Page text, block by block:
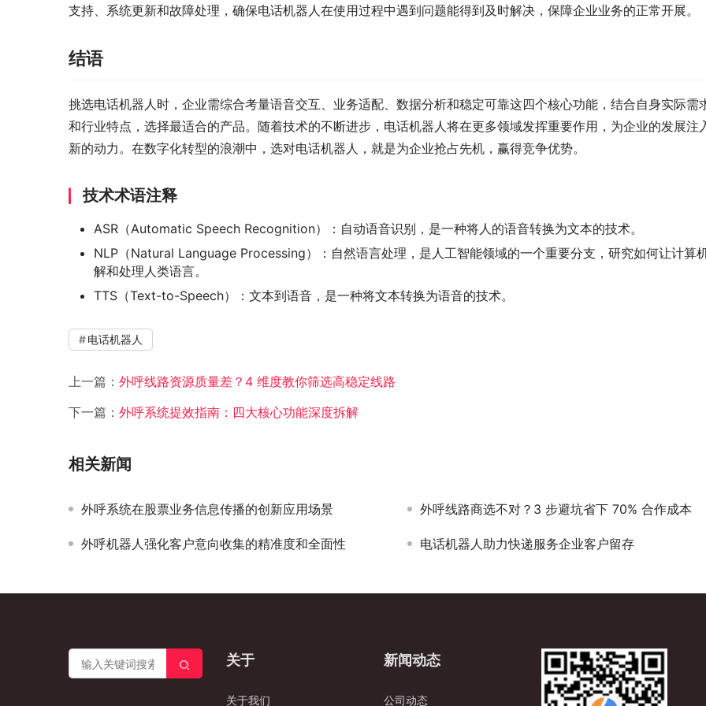
支持、系统更新和故障处理，确保电话机器人在使用过程中遇到问题能得到及时解决，保障企业业务的正常开展。
结语
挑选电话机器人时，企业需综合考量语音交互、业务适配、数据分析和稳定可靠这四个核心功能，结合自身实际需
和行业特点，选择最适合的产品。随着技术的不断进步，电话机器人将在更多领域发挥重要作用，为企业的发展注
新的动力。在数字化转型的浪潮中，选对电话机器人，就是为企业抢占先机，赢得竞争优势。
技术术语注释
ASR（Automatic Speech Recognition）：自动语音识别，是一种将人的语音转换为文本的技术。
NLP（Natural Language Processing）：自然语言处理，是人工智能领域的一个重要分支，研究如何让计算
解和处理人类语言。
TTS（Text-to-Speech）：文本到语音，是一种将文本转换为语音的技术。
电话机器人
上一篇： 外呼线路资源质量差？4 维度教你筛选高稳定线路
下一篇： 外呼系统提效指南：四大核心功能深度拆解
相关新闻
外呼系统在股票业务信息传播的创新应用场景 外呼线路商选不对？3 步避坑省下 70% 合作成本
外呼机器人强化客户意向收集的精准度和全面性 电话机器人助力快递服务企业客户留存
关于
关于我们
新闻动态
公司动态